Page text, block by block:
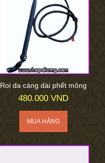
Roi da cáng dài phết mông
480.000 VND